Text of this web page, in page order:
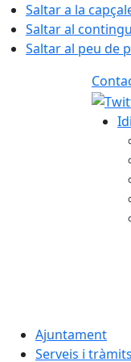
Saltar a la
Saltar al
Saltar al peu de
Ajuntament
Serveis i tràmits